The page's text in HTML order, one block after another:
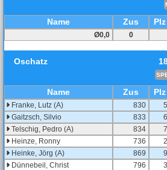
Name Zus Plz
Ø0,0 0
Oschatz
Name Zus Plz
Franke, Lutz (A) 830 5
Gaitzsch, Silvio
833 6
Telschig, Pedro (A)
834 7
Heinze, Ronny
736 2
Heinke, Jörg (A)
869 9
Dünnebeil, Christ
796 3